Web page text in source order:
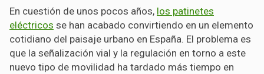
En cuestión de unos pocos años, los patinetes
eléctricos se han acabado convirtiendo en un elemento
cotidiano del paisaje urbano en España. El problema es
que la señalización vial y la regulación en torno a este
nuevo tipo de movilidad ha tardado más tiempo en